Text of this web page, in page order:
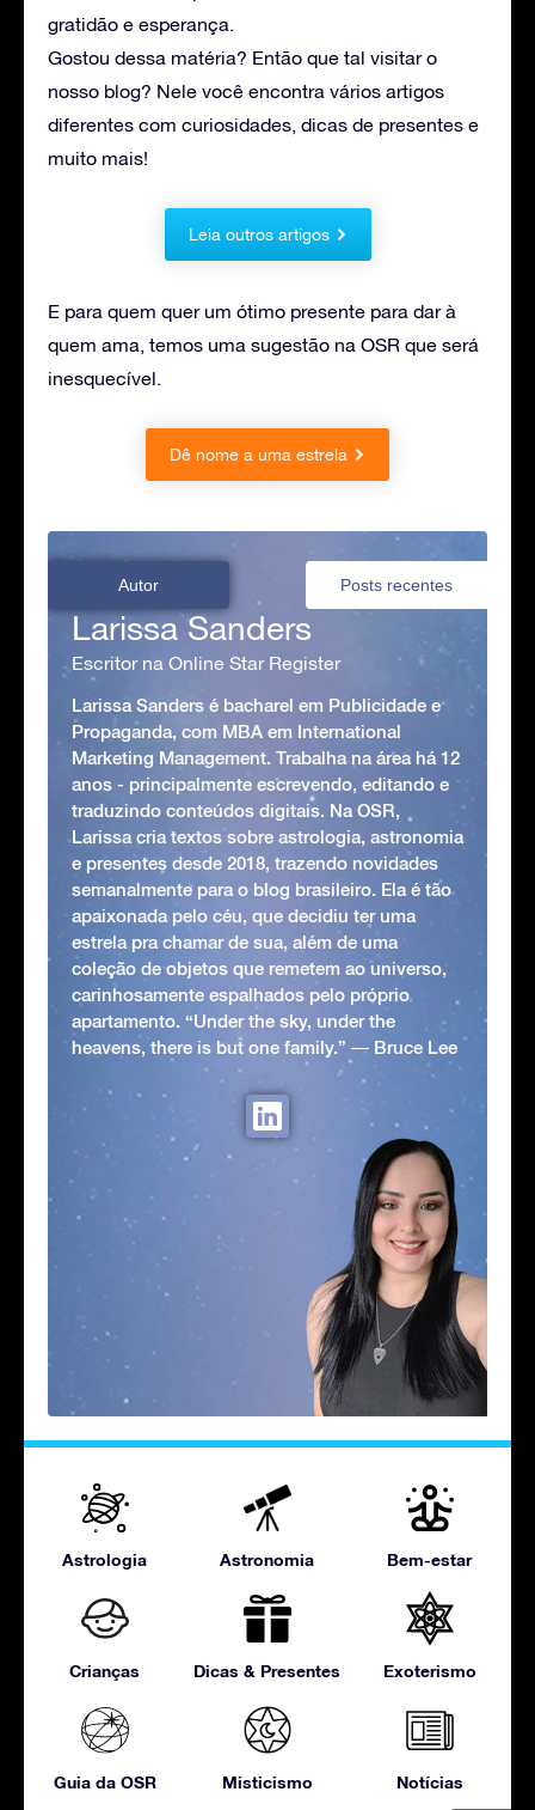
gratidão e esperança.
Gostou dessa matéria? Então que tal visitar o
nosso blog? Nele você encontra vários artigos
diferentes com curiosidades, dicas de presentes e
muito mais!
Leia outros artigos
E para quem quer um ótimo presente para dar à
quem ama, temos uma sugestão na OSR que será
inesquecível.
Dê nome a uma estrela
Autor Posts recentes
Larissa Sanders
Escritor na Online Star Register
Larissa Sanders é bacharel em Publicidade e
Propaganda, com MBA em International
Marketing Management. Trabalha na área há 12
anos - principalmente escrevendo, editando e
traduzindo conteúdos digitais. Na OSR,
Larissa cria textos sobre astrologia, astronomia
e presentes desde 2018, trazendo novidades
semanalmente para o blog brasileiro. Ela é tão
apaixonada pelo céu, que decidiu ter uma
estrela pra chamar de sua, além de uma
coleção de objetos que remetem ao universo,
carinhosamente espalhados pelo próprio
apartamento. “Under the sky, under the
heavens, there is but one family.” ― Bruce Lee
Astrologia Astronomia Bem-estar
Crianças Dicas & Presentes Exoterismo
Guia da OSR Misticismo Notícias